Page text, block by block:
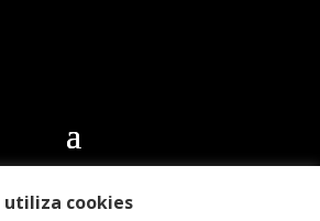
CN Echeyde Acidalio Lorenzo.
utiliza cookies